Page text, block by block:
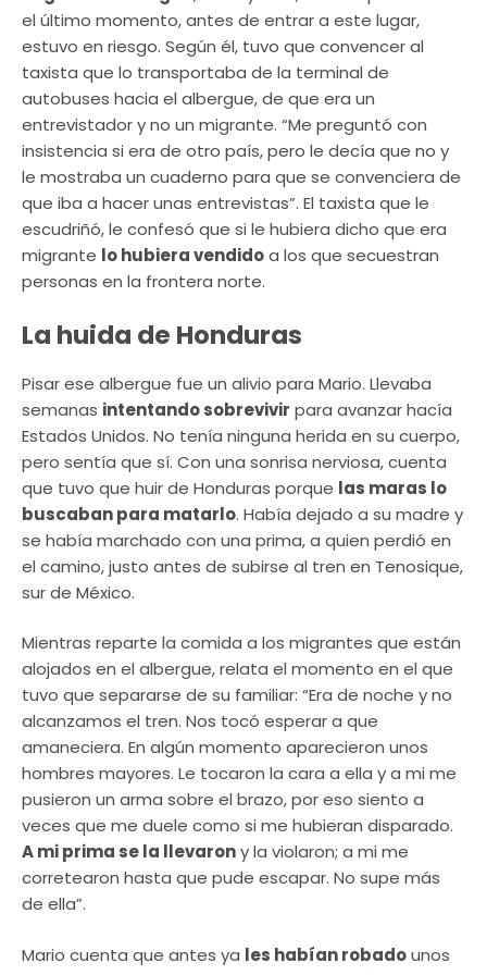
el último momento, antes de entrar a este lugar,
estuvo en riesgo. Según él, tuvo que convencer al
taxista que lo transportaba de la terminal de
autobuses hacia el albergue, de que era un
entrevistador y no un migrante. “Me preguntó con
insistencia si era de otro país, pero le decía que no y
le mostraba un cuaderno para que se convenciera de
que iba a hacer unas entrevistas”. El taxista que le
escudriñó, le confesó que si le hubiera dicho que era
migrante lo hubiera vendidoa los que secuestran
personas en la frontera norte.
La huida de Honduras
Pisar ese albergue fue un alivio para Mario. Llevaba
semanas intentando sobrevivir para avanzar hacía
Estados Unidos. No tenía ninguna herida en su cuerpo,
pero sentía que sí. Con una sonrisa nerviosa, cuenta
que tuvo que huir de Honduras porque las maras lo
buscaban para matarlo. Había dejado a su madre y
se había marchado con una prima, a quien perdió en
el camino, justo antes de subirse al tren en Tenosique,
sur de México.
Mientras reparte la comida a los migrantes que están
alojados en el albergue, relata el momento en el que
tuvo que separarse de su familiar: “Era de noche y no
alcanzamos el tren. Nos tocó esperar a que
amaneciera. En algún momento aparecieron unos
hombres mayores. Le tocaron la cara a ella y a mi me
pusieron un arma sobre el brazo, por eso siento a
veces que me duele como si me hubieran disparado.
A mi prima se la llevarony la violaron; a mi me
corretearon hasta que pude escapar. No supe más
de ella”.
Mario cuenta que antes ya les habían robadounos